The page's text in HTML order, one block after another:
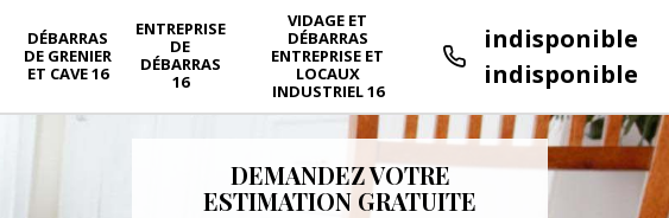
DÉBARRAS
DE GRENIER
ET CAVE 16
ENTREPRISE
DE
DÉBARRAS
16
VIDAGE ET
DÉBARRAS
ENTREPRISE ET
LOCAUX
INDUSTRIEL 16
indisponible
indisponible
DEMANDEZ VOTRE
ESTIMATION GRATUITE